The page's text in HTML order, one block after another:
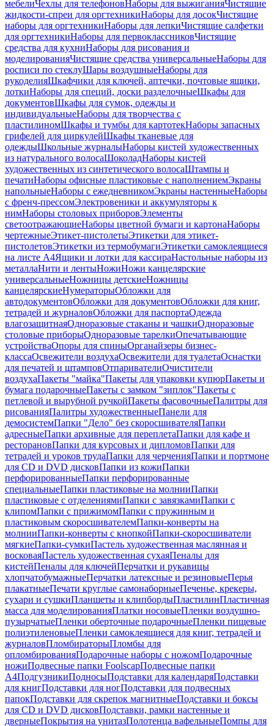
мебелиЧехлы для телефоновНаборы для выжиганияЧистящие
жидкости-спреи для оргтехникиНаборы для досокЧистящие
наборы для оргтехникиНаборы для лепкиЧистящие салфетки
для оргтехникиНаборы для первоклассниковЧистящие
средства для кухниНаборы для рисования и
моделированияЧистящие средства универсальныеНаборы для
росписи по стеклуШары воздушныеНаборы для
рукоделияШкафчики для ключей, аптечки, почтовые ящики,
лоткиНаборы для специй, доски разделочныеШкафы для
документовШкафы для сумок, одежды и
индивидуальныеНаборы для творчества с
пластилиномШкафы и тумбы для картотекНаборы запасных
грифелей для циркулейШкафы тканевые для
одеждыШкольные журналыНаборы кистей художественных
из натурального волосаШоколадНаборы кистей
художественных из синтетического волосаШтампы и
печатиНаборы офисные пластиковые с наполнениемЭкраны
напольныеНаборы с ежедневникомЭкраны настенныеНаборы
с френч-прессомЭлектровеники и аккумуляторы к
нимНаборы столовых приборовЭлементы
светоотражающиеНаборы цветной бумаги и картонаНаборы
чертежныеЭтикет-пистолетыЭтикетки для этикет-
пистолетовЭтикетки из термобумагиЭтикетки самоклеящиеся
на листе А4Ящики и лотки для кассираНастольные наборы из
металлаНити и лентыНожиНожи канцелярские
универсальныеНожницы детскиеНожницы
канцелярскиеНумераторыОбложки для
автодокументовОбложки для документовОбложки для книг,
тетрадей и журналовОбложки для паспортаОдежда
влагозащитнаяОдноразовые стаканы и чашкиОдноразовые
столовые приборыОдноразовые тарелкиОпечатывающие
устройстваОпоры для спиныОрганайзеры бизнес-
классаОсвежители воздухаОсвежители для туалетаОснастки
для печатей и штамповОтпаривателиОчистители
воздухаПакеты "майка"Пакеты для упаковки купюрПакеты и
бумага подарочныеПакеты с замком "зиплок"Пакеты с
петлевой и вырубной ручкойПакеты фасовочныеПалитры для
рисованияПалитры художественныеПанели для
демосистемПапки "Дело" без скоросшивателяПапки
адресныеПапки архивные для переплетаПапки для кафе и
ресторановПапки для курсовых и дипломовПапки для
тетрадей и уроков трудаПапки для черченияПапки и портмоне
для CD и DVD дисковПапки из кожиПапки
перфорированныеПапки перфорированные
специальныеПапки пластиковые на молнииПапки
пластиковые с отделениямиПапки с завязкамиПапки с
клипомПапки с прижимомПапки с пружинным и
пластиковым скоросшивателемПапки-конверты на
молнииПапки-конверты с кнопкойПапки-скоросшиватели
мягкиеПапки-сумкиПастель художественная маслянная и
восковаяПастель художественная сухаяПеналы для
кистейПеналы для ключейПерчатки и рукавицы
хлопчатобумажныеПерчатки латексные и резиновыеПерья
плакатныеПечати круглые самонаборныеПеченье, крекеры,
сухари и сушкиПланшеты и клипбордыПластилинПластичная
масса для моделированияПлатки носовыеПленки воздушно-
пузырчатыеПленки оберточные подарочныеПленки пищевые
полиэтиленовыеПленки самоклеящиеся для книг, тетрадей и
журналовПломбираторыПломбы для
опломбированияПодарочные наборы с ножомПодарочные
ножиПодвесные папки FoolscapПодвесные папки
А4ПодгузникиПодносыПодставки для календаряПодставки
для книгПодставки для ногПодставки для подвесных
папокПодставки для скрепок магнитныеПодставки и боксы
для CD и DVD дисковПодставки, рамки настенные и
дверныеПокрытия на унитазПолотенца вафельныеПомпы для